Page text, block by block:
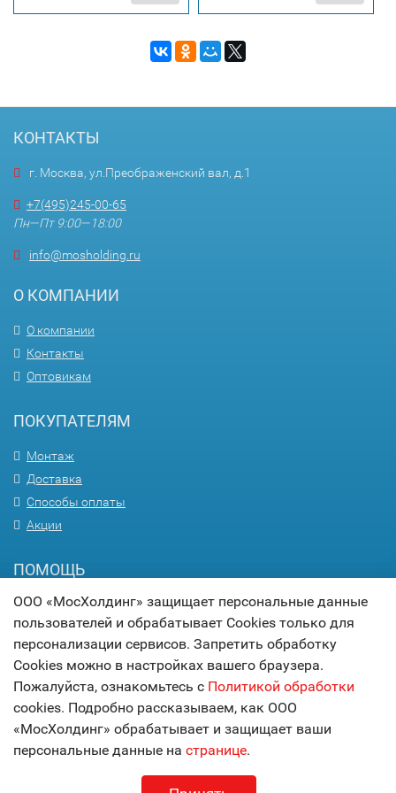
КОНТАКТЫ
г. Москва, ул.Преображенский вал, д.1
+7(495)245-00-65
Пн—Пт 9:00—18:00
info@mosholding.ru
О КОМПАНИИ
О компании
Контакты
Оптовикам
ПОКУПАТЕЛЯМ
Монтаж
Доставка
Способы оплаты
Акции
ПОМОЩЬ
Вопрос-ответ
Гарантия
Статьи
Карта сайта
© 2017 МОСХОЛДИНГ
технологии комфорта
ООО «МосХолдинг» защищает персональные данные
пользователей и обрабатывает Cookies только для
персонализации сервисов. Запретить обработку
Cookies можно в настройках вашего браузера.
Пожалуйста, ознакомьтесь с Политикой обработки
cookies. Подробно рассказываем, как ООО
«МосХолдинг» обрабатывает и защищает ваши
персональные данные на странице.